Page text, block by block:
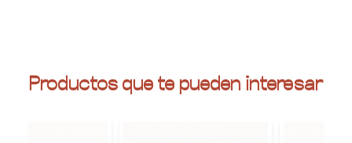
Productos que te pueden interesar